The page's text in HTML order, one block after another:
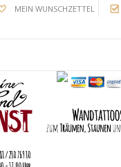
MEIN WUNSCHZETTEL